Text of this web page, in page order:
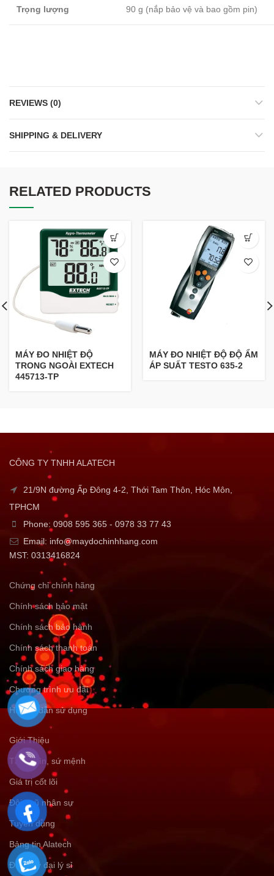
Trọng lượng 90 g (nắp bảo vệ và bao gồm pin)
REVIEWS (0)
SHIPPING & DELIVERY
RELATED PRODUCTS
MÁY ĐO NHIỆT ĐỘ
TRONG NGOÀI EXTECH
445713-TP
MÁY ĐO NHIỆT ĐỘ ĐỘ ẨM
ÁP SUẤT TESTO 635-2
CÔNG TY TNHH ALATECH
21/9N đường Ấp Đông 4-2, Thới Tam Thôn, Hóc Môn,
TPHCM
Phone: 0908 595 365 - 0978 33 77 43
Email: info@maydochinhhang.com
MST: 0313416824
Chứng chỉ chính hãng
Chính sách bảo mật
Chính sách bảo hành
Chính sách thanh toán
Chính sách giao hàng
Chương trình ưu đãi
Hướng dẫn sử dụng
Giới Thiệu
Tầm nhìn, sứ mệnh
Giá trị cốt lõi
Đội ngũ nhân sự
Tuyển dụng
Bảng tin Alatech
Đăng ký đại lý sỉ